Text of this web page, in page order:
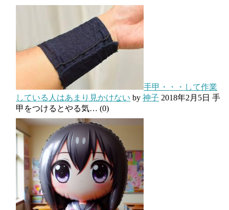
手甲・・・して作業
している人はあまり見かけない by 神子 2018年2月5日 手
甲をつけるとやる気… (0)